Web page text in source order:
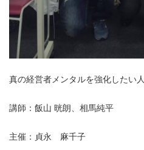
真の経営者メンタルを強化したい
講師：飯山 晄朗、相馬純平
主催：貞永 麻千子